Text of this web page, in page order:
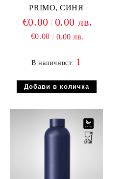
PRIMO, СИНЯ
€0.00 0.00 лв.
€0.00 0.00 лв.
В наличност: 1